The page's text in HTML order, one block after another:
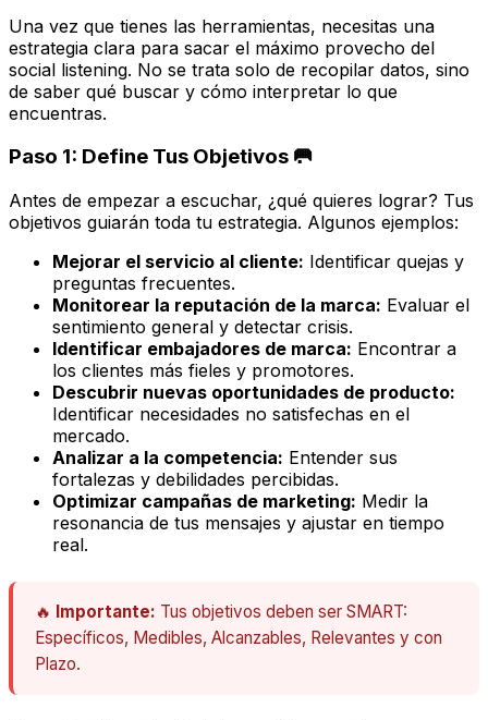
Una vez que tienes las herramientas, necesitas una
estrategia clara para sacar el máximo provecho del
social listening. No se trata solo de recopilar datos, sino
de saber qué buscar y cómo interpretar lo que
encuentras.
Paso 1: Define Tus Objetivos 🥅
Antes de empezar a escuchar, ¿qué quieres lograr? Tus
objetivos guiarán toda tu estrategia. Algunos ejemplos:
Mejorar el servicio al cliente: Identificar quejas y
preguntas frecuentes.
Monitorear la reputación de la marca: Evaluar el
sentimiento general y detectar crisis.
Identificar embajadores de marca: Encontrar a
los clientes más fieles y promotores.
Descubrir nuevas oportunidades de producto:
Identificar necesidades no satisfechas en el
mercado.
Analizar a la competencia: Entender sus
fortalezas y debilidades percibidas.
Optimizar campañas de marketing: Medir la
resonancia de tus mensajes y ajustar en tiempo
real.
🔥 Importante: Tus objetivos deben ser SMART:
Específicos, Medibles, Alcanzables, Relevantes y con
Plazo.